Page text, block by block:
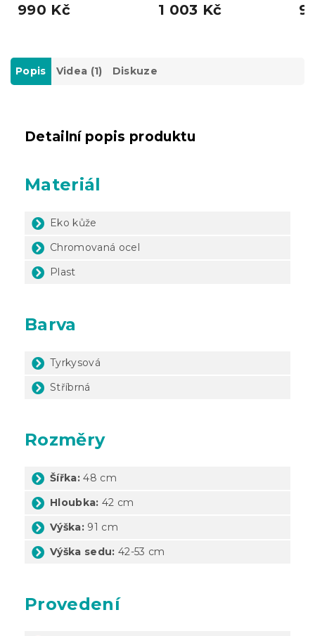
990 Kč 1 003 Kč
Popis Videa (1) Diskuze
Detailní popis produktu
Materiál
Eko kůže
Chromovaná ocel
Plast
Barva
Tyrkysová
Stříbrná
Rozměry
Šířka: 48 cm
Hloubka: 42 cm
Výška: 91 cm
Výška sedu: 42-53 cm
Provedení